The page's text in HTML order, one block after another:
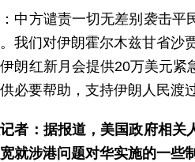
中方谴责一切无差别袭击平
我们对伊朗霍尔木兹甘省沙
朗红新月会提供20万美元
必要帮助，支持伊朗人民渡
者：据报道，美国政府相关
就涉港问题对华实施的一些